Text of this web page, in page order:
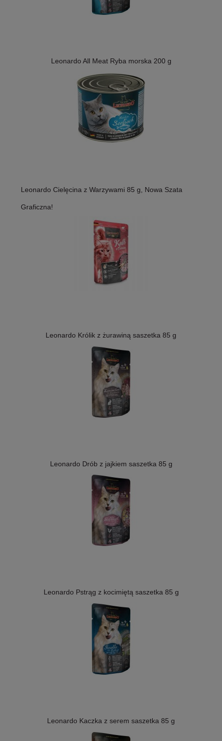
Leonardo All Meat Ryba morska 200 g
Leonardo Cielęcina z Warzywami 85 g, Nowa Szata
Graficzna!
Leonardo Królik z żurawiną saszetka 85 g
Leonardo Drób z jajkiem saszetka 85 g
Leonardo Pstrąg z kocimiętą saszetka 85 g
Leonardo Kaczka z serem saszetka 85 g